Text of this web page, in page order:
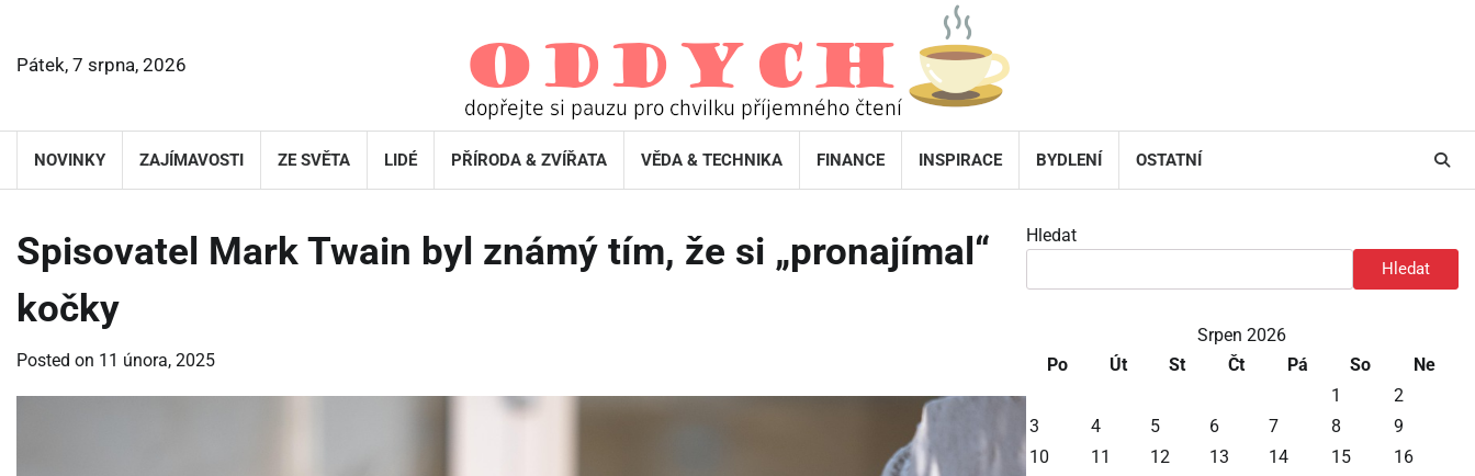
content
Pátek, 7 srpna, 2026
NOVINKY ZAJÍMAVOSTI ZE SVĚTA LIDÉ PŘÍRODA & ZVÍŘATA VĚDA & TECHNIKA FINANCE INSPIRACE BYDLENÍ OSTATNÍ
Spisovatel Mark Twain byl známý tím, že si „pronajímal“
kočky
Posted on 11 února, 2025
Hledat
Hledat
Srpen 2026
Po
Út St Čt Pá So
Ne
1
2
3
4 5 6 7 8
9
10
11 12 13 14 15
16